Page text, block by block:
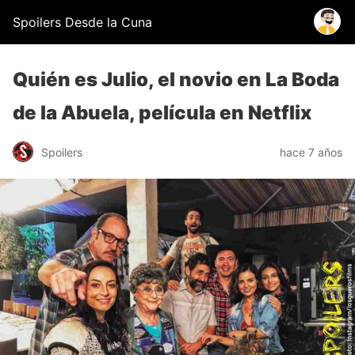
Spoilers Desde la Cuna
Quién es Julio, el novio en La Boda
de la Abuela, película en Netflix
Spoilers hace 7 años